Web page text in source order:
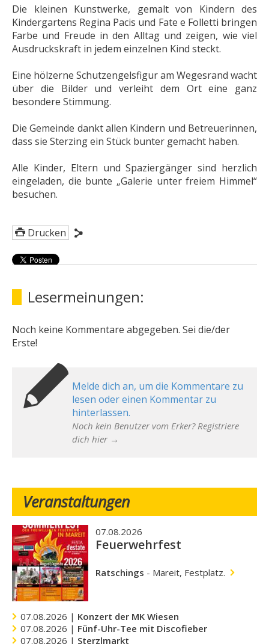
Die kleinen Kunstwerke, gemalt von Kindern des
Kindergartens Regina Pacis und Fate e Folletti bringen
Farbe und Freude in den Alltag und zeigen, wie viel
Ausdruckskraft in jedem einzelnen Kind steckt.
Eine hölzerne Schutzengelsfigur am Wegesrand wacht
über die Bilder und verleiht dem Ort eine ganz
besondere Stimmung.
Die Gemeinde dankt allen Kindern und Betreuerinnen,
dass sie Sterzing ein Stück bunter gemacht haben.
Alle Kinder, Eltern und Spaziergänger sind herzlich
eingeladen, die bunte „Galerie unter freiem Himmel“
besuchen.
Drucken
Lesermeinungen:
Noch keine Kommentare abgegeben. Sei die/der
Erste!
Melde dich an, um die Kommentare zu
lesen oder einen Kommentar zu
hinterlassen.
Noch kein Benutzer vom Erker? Registriere
dich hier →
Veranstaltungen
07.08.2026
Feuerwehrfest
Ratschings - Mareit, Festplatz.
07.08.2026 | Konzert der MK Wiesen
07.08.2026 | Fünf-Uhr-Tee mit Discofieber
07.08.2026 | Sterzlmarkt